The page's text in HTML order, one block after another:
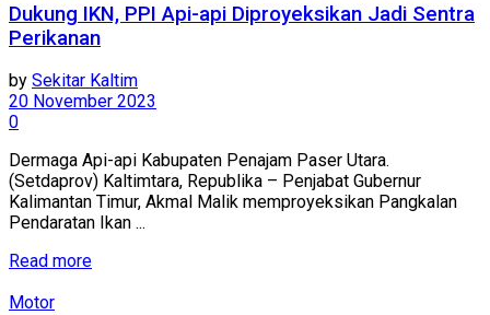
Dukung IKN, PPI Api-api Diproyeksikan Jadi Sentra
Perikanan
by Sekitar Kaltim
20 November 2023
0
Dermaga Api-api Kabupaten Penajam Paser Utara.
(Setdaprov) Kaltimtara, Republika – Penjabat Gubernur
Kalimantan Timur, Akmal Malik memproyeksikan Pangkalan
Pendaratan Ikan ...
Read more
Motor